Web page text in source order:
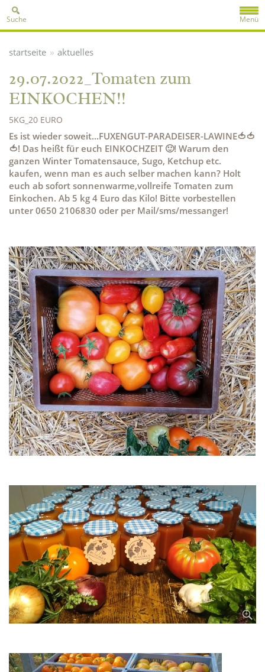
Menü
Suche
startseite » aktuelles
29.07.2022_Tomaten zum
EINKOCHEN!!
5KG_20 EURO
Es ist wieder soweit...FUXENGUT-PARADEISER-LAWINE🍅🍅
🍅! Das heißt für euch EINKOCHZEIT 🙂! Warum den
ganzen Winter Tomatensauce, Sugo, Ketchup etc.
kaufen, wenn man es auch selber machen kann? Holt
euch ab sofort sonnenwarme,vollreife Tomaten zum
Einkochen. Ab 5 kg 4 Euro das Kilo! Bitte vorbestellen
unter 0650 2106830 oder per Mail/sms/messanger!